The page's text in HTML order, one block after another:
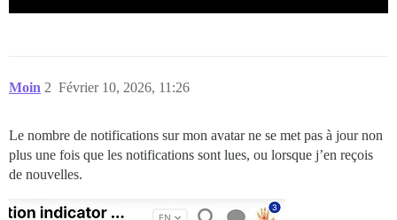
Moin Février 10, 2026, 11:26
2
Le nombre de notifications sur mon avatar ne se met pas à jour non
plus une fois que les notifications sont lues, ou lorsque j’en reçois
de nouvelles.